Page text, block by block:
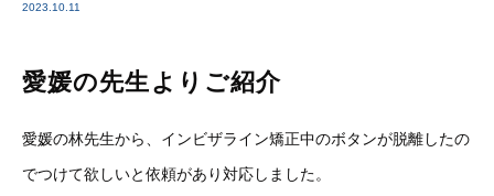
2023.10.11
愛媛の先生よりご紹介
愛媛の林先生から、インビザライン矯正中のボタンが脱離したの
でつけて欲しいと依頼があり対応しました。